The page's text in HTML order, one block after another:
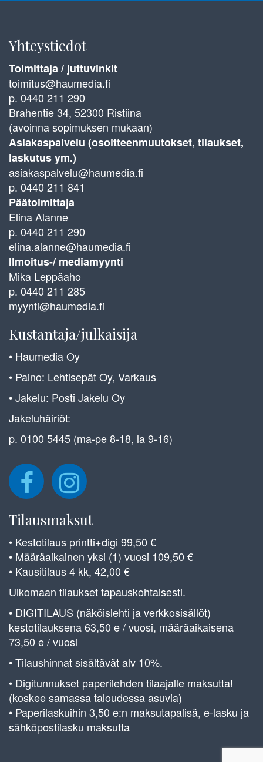
Yhteystiedot
Toimittaja / juttuvinkit
toimitus@haumedia.fi
p. 0440 211 290
Brahentie 34, 52300 Ristiina
(avoinna sopimuksen mukaan)
Asiakaspalvelu (osoitteenmuutokset, tilaukset,
laskutus ym.)
asiakaspalvelu@haumedia.fi
p. 0440 211 841
Päätoimittaja
Elina Alanne
p. 0440 211 290
elina.alanne@haumedia.fi
Ilmoitus-/ mediamyynti
Mika Leppäaho
p. 0440 211 285
myynti@haumedia.fi
Kustantaja/julkaisija
• Haumedia Oy
• Paino: Lehtisepät Oy, Varkaus
• Jakelu: Posti Jakelu Oy
Jakeluhäiriöt:
p. 0100 5445 (ma-pe 8-18, la 9-16)
Tilausmaksut
• Kestotilaus printti+digi 99,50 €
• Määräaikainen yksi (1) vuosi 109,50 €
• Kausitilaus 4 kk, 42,00 €
Ulkomaan tilaukset tapauskohtaisesti.
• DIGITILAUS (näköislehti ja verkkosisällöt)
kestotilauksena 63,50 e / vuosi, määräaikaisena
73,50 e / vuosi
• Tilaushinnat sisältävät alv 10%.
• Digitunnukset paperilehden tilaajalle maksutta!
(koskee samassa taloudessa asuvia)
• Paperilaskuihin 3,50 e:n maksutapalisä, e-lasku ja
sähköpostilasku maksutta